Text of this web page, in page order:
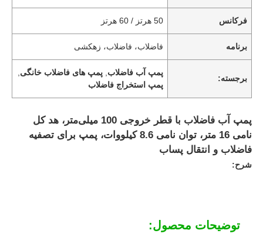
فرکانس 50 هرتز / 60 هرتز
برنامه فاضلاب، فاضلاب، زهکشی
برجسته:
پمپ آب فاضلاب ,پمپ های فاضلاب خانگی
پمپ استخراج فاضلاب
پمپ آب فاضلاب با قطر خروجی 100 میلی‌متر، هد کل
نامی 16 متر، توان نامی 8.6 کیلووات، پمپ برای تصفیه
فاضلاب و انتقال پساب
شرح:
توضیحات محصول: